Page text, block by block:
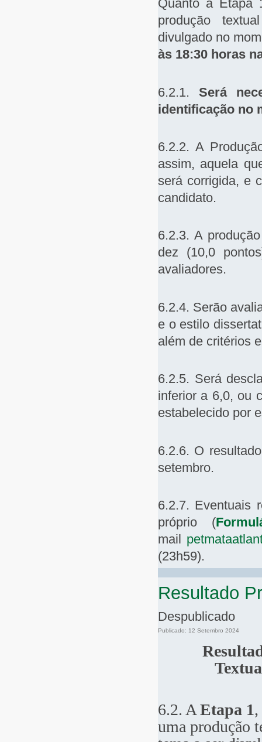
Quanto a Etapa
produção
divulgado no
às 18:30 horas
6.2.1.Será
identificação no
6.2.2. A
assim, aquela
será corrigida, e
candidato.
6.2.3. A
dez (10,0
avaliadores.
6.2.4. Serão
e o estilo
além de critérios
6.2.5. Será
inferior a 6,0, ou
estabelecido por
6.2.6. O
setembro.
6.2.7. Eventuais
próprio (
mail
(23h59).
Resultado
Despublicado
Publicado: 12 Setembro 2024
6.2. A Etapa 1
uma produção